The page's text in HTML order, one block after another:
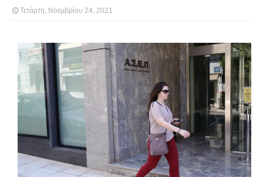
Τετάρτη, Νοεμβρίου 24, 2021